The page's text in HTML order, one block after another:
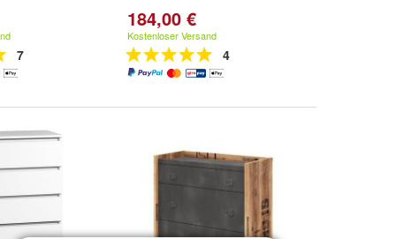
7
184,00 €
Kostenloser Versand
4